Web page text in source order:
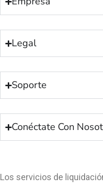
Legal
Soporte
Conéctate Con
Los servicios de